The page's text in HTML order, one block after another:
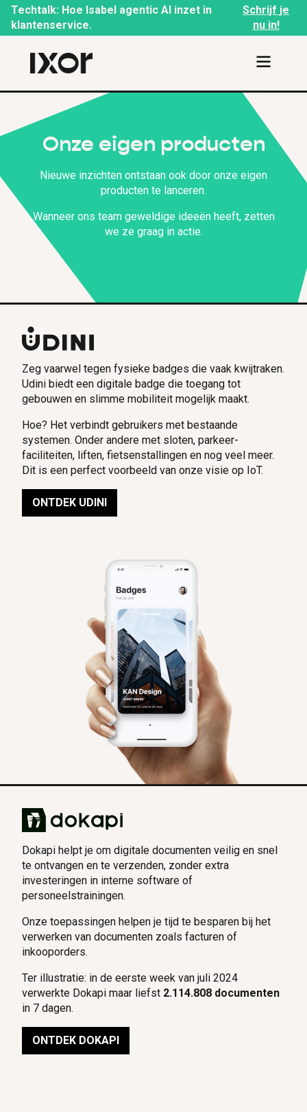
Techtalk: Hoe Isabel agentic AI inzet in
klantenservice.
Schrijf je
nu in!
Onze eigen producten
Nieuwe inzichten ontstaan ook door onze eigen
producten te lanceren.
Wanneer ons team geweldige ideeën heeft, zetten
we ze graag in actie.
Zeg vaarwel tegen fysieke badges die vaak kwijtraken.
Udini biedt een digitale badge die toegang tot
gebouwen en slimme mobiliteit mogelijk maakt.
Hoe? Het verbindt gebruikers met bestaande
systemen. Onder andere met sloten, parkeer-
faciliteiten, liften, fietsenstallingen en nog veel meer.
Dit is een perfect voorbeeld van onze visie op IoT.
ONTDEK UDINI
Dokapi helpt je om digitale documenten veilig en snel
te ontvangen en te verzenden, zonder extra
investeringen in interne software of
personeelstrainingen.
Onze toepassingen helpen je tijd te besparen bij het
verwerken van documenten zoals facturen of
inkooporders.
Ter illustratie: in de eerste week van juli 2024
verwerkte Dokapi maar liefst 2.114.808 documenten
in 7 dagen.
ONTDEK DOKAPI